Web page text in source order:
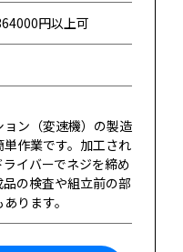
円以上可
ン（変速機）の製造
作業です。加工され
イバーでネジを締め
の検査や組立前の部
ります。